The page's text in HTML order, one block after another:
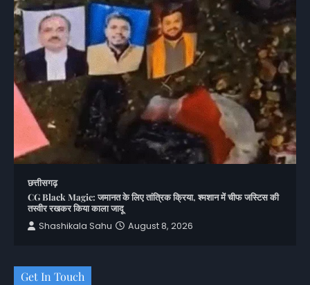
छत्तीसगढ़
CG Black Magic: जमानत के लिए तांत्रिक क्रिया, श्मशान में चीफ जस्टिस की
तस्वीर रखकर किया काला जादू
Shashikala Sahu
August 8, 2026
Get In Touch